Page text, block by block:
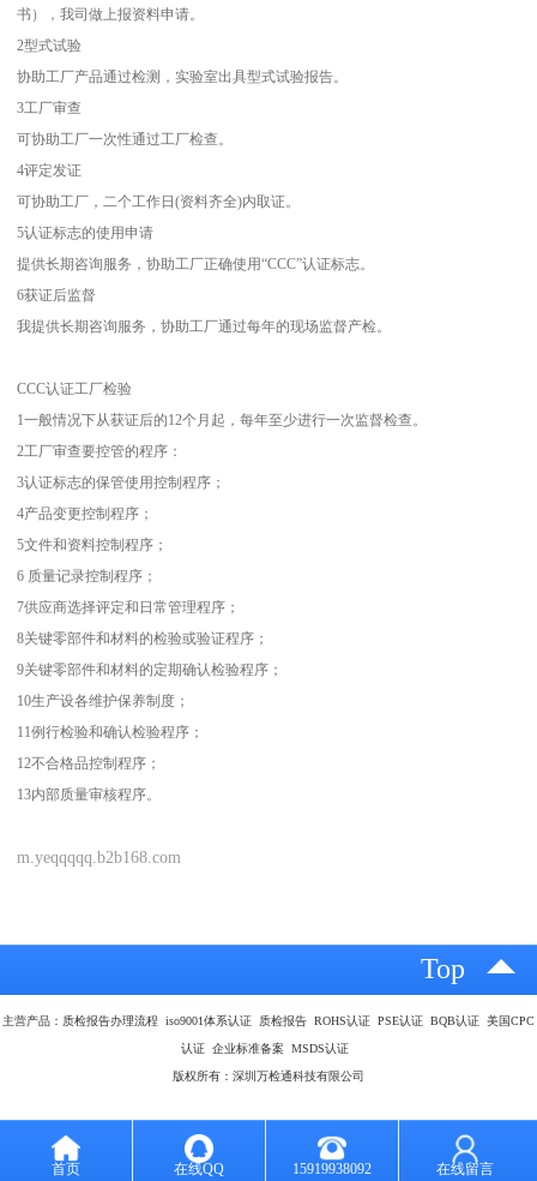
书），我司做上报资料申请。
2型式试验
协助工厂产品通过检测，实验室出具型式试验报告。
3工厂审查
可协助工厂一次性通过工厂检查。
4评定发证
可协助工厂，二个工作日(资料齐全)内取证。
5认证标志的使用申请
提供长期咨询服务，协助工厂正确使用“CCC”认证标志。
6获证后监督
我提供长期咨询服务，协助工厂通过每年的现场监督产检。
CCC认证工厂检验
1一般情况下从获证后的12个月起，每年至少进行一次监督检查。
2工厂审查要控管的程序：
3认证标志的保管使用控制程序；
4产品变更控制程序；
5文件和资料控制程序；
6 质量记录控制程序；
7供应商选择评定和日常管理程序；
8关键零部件和材料的检验或验证程序；
9关键零部件和材料的定期确认检验程序；
10生产设各维护保养制度；
11例行检验和确认检验程序；
12不合格品控制程序；
13内部质量审核程序。
m.yeqqqqq.b2b168.com
Top
主营产品：质检报告办理流程 iso9001体系认证 质检报告 ROHS认证 PSE认证 BQB认证 美国CPC
认证 企业标准备案 MSDS认证
版权所有：深圳万检通科技有限公司
首页 在线QQ 15919938092 在线留言